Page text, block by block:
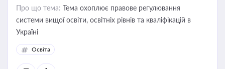
Про що тема: Тема охоплює правове регулювання
системи вищої освіти, освітніх рівнів та кваліфікацій в
Україні
Освіта